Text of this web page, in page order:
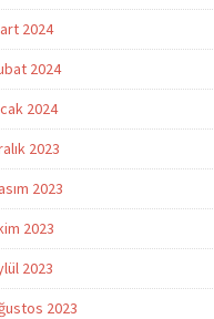
2024
2024
2024
2023
2023
2023
2023
2023